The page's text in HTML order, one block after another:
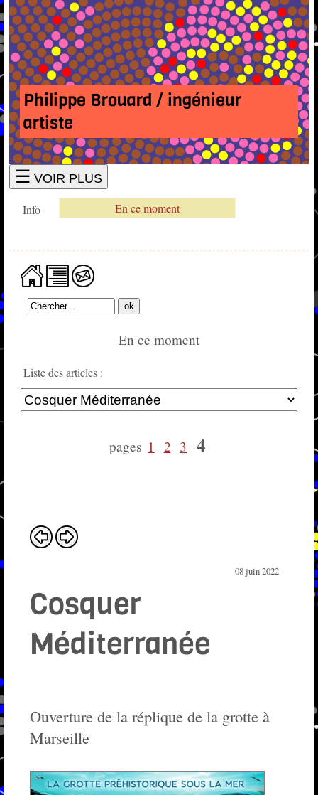
Philippe Brouard / ingénieur
artiste
☰ VOIR PLUS
Info En ce moment
En ce moment
Liste des articles :
pages 1 2 3 4
08 juin 2022
Cosquer
Méditerranée
Ouverture de la réplique de la grotte à
Marseille